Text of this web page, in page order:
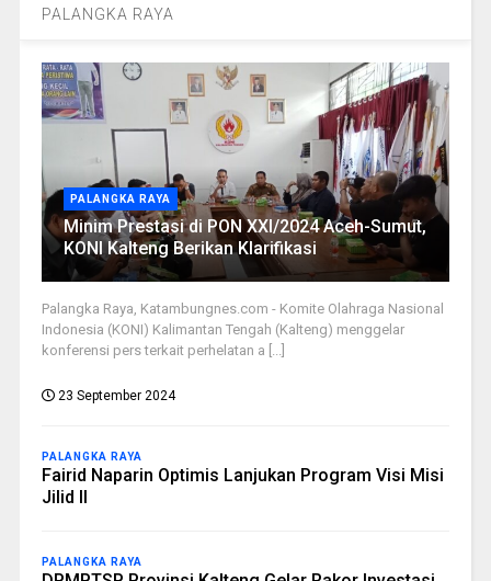
PALANGKA RAYA
PALANGKA RAYA
Minim Prestasi di PON XXI/2024 Aceh-Sumut,
KONI Kalteng Berikan Klarifikasi
Palangka Raya, Katambungnes.com - Komite Olahraga Nasional
Indonesia (KONI) Kalimantan Tengah (Kalteng) menggelar
konferensi pers terkait perhelatan a [...]
23 September 2024
PALANGKA RAYA
Fairid Naparin Optimis Lanjukan Program Visi Misi
Jilid II
PALANGKA RAYA